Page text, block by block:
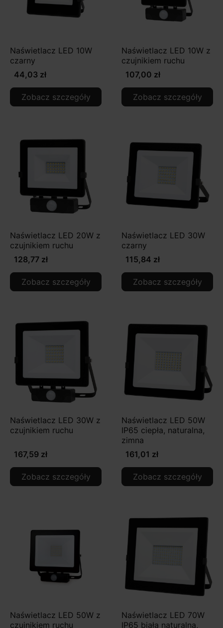
Naświetlacz LED 10W
czarny
44,03 zł
Zobacz szczegóły
Naświetlacz LED 10W z
czujnikiem ruchu
107,00 zł
Zobacz szczegóły
Naświetlacz LED 20W z
czujnikiem ruchu
128,77 zł
Zobacz szczegóły
Naświetlacz LED 30W
czarny
115,84 zł
Zobacz szczegóły
Naświetlacz LED 30W z
czujnikiem ruchu
167,59 zł
Zobacz szczegóły
Naświetlacz LED 50W
IP65 ciepła, naturalna,
zimna
161,01 zł
Zobacz szczegóły
Naświetlacz LED 50W z
czujnikiem ruchu
Naświetlacz LED 70W
IP65 biała naturalna,